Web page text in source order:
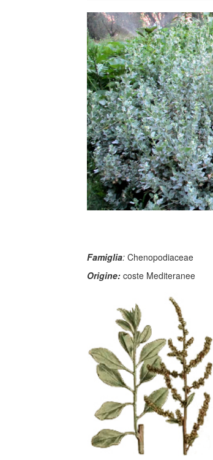
Famiglia: Chenopodiaceae
Origine: coste Mediteranee